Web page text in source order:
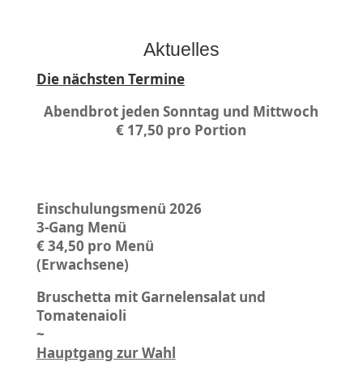
Aktuelles
Dienächsten Termine
Abendbrot jeden Sonntag und Mittwoch
€ 17,50 pro Portion
Einschulungsmenü 2026
3-Gang Menü
€ 34,50 pro Menü
(Erwachsene)
Bruschetta mit Garnelensalat und
Tomatenaioli
~
Hauptgang zur Wahl